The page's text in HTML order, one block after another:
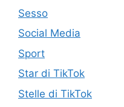
Sesso
Social Media
Sport
Star di TikTok
Stelle di TikTok